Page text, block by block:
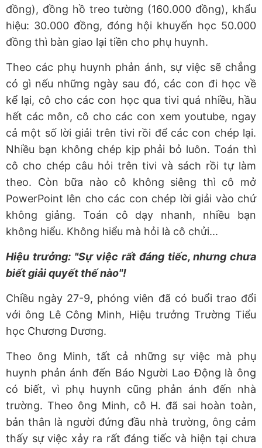
đồng), đồng hồ treo tường (160.000 đồng), khẩu
hiệu: 30.000 đồng, đóng hội khuyến học 50.000
đồng thì bàn giao lại tiền cho phụ huynh.
Theo các phụ huynh phản ánh, sự việc sẽ chẳng
có gì nếu những ngày sau đó, các con đi học về
kể lại, cô cho các con học qua tivi quá nhiều, hầu
hết các môn, cô cho các con xem youtube, ngay
cả một số lời giải trên tivi rồi để các con chép lại.
Nhiều bạn không chép kịp phải bỏ luôn. Toán thì
cô cho chép câu hỏi trên tivi và sách rồi tự làm
theo. Còn bữa nào cô không siêng thì cô mở
PowerPoint lên cho các con chép lời giải vào chứ
không giảng. Toán cô dạy nhanh, nhiều bạn
không hiểu. Không hiểu mà hỏi là cô chửi...
Hiệu trưởng: "Sự việc rất đáng tiếc, nhưng chưa
biết giải quyết thế nào"!
Chiều ngày 27-9, phóng viên đã có buổi trao đổi
với ông Lê Công Minh, Hiệu trưởng Trường Tiểu
học Chương Dương.
Theo ông Minh, tất cả những sự việc mà phụ
huynh phản ánh đến Báo Người Lao Động là ông
có biết, vì phụ huynh cũng phản ánh đến nhà
trường. Theo ông Minh, cô H. đã sai hoàn toàn,
bản thân là người đứng đầu nhà trường, ông cảm
thấy sự việc xảy ra rất đáng tiếc và hiện tại chưa